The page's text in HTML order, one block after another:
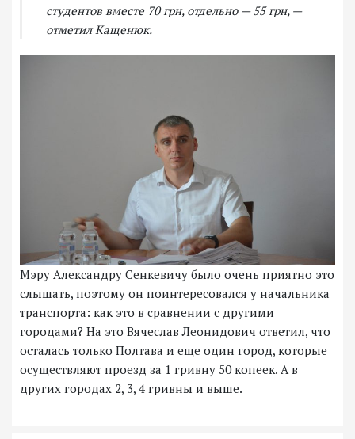
студентов вместе 70 грн, отдельно — 55 грн, —
отметил Кащенюк.
Мэру Александру Сенкевичу было очень приятно это
слышать, поэтому он поинтересовался у начальника
транспорта: как это в сравнении с другими
городами? На это Вячеслав Леонидович ответил, что
осталась только Полтава и еще один город, которые
осуществляют проезд за 1 гривну 50 копеек. А в
других городах 2, 3, 4 гривны и выше.